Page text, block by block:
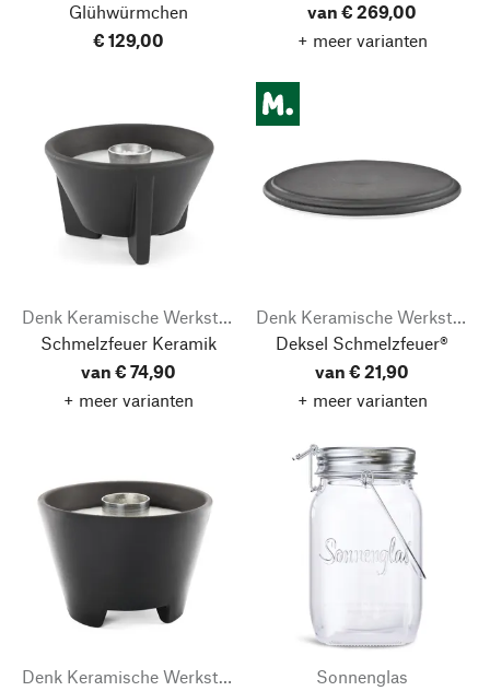
Glühwürmchen
€ 129,00
van € 269,00
+ meer varianten
Denk Keramische Werkstätten
Schmelzfeuer Keramik
van € 74,90
+ meer varianten
Denk Keramische Werkstätten
Deksel Schmelzfeuer®
van € 21,90
+ meer varianten
Denk Keramische Werkstätten
Sonnenglas